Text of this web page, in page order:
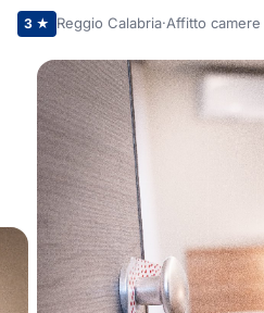
3 ★ Reggio Calabria·Affitto camere